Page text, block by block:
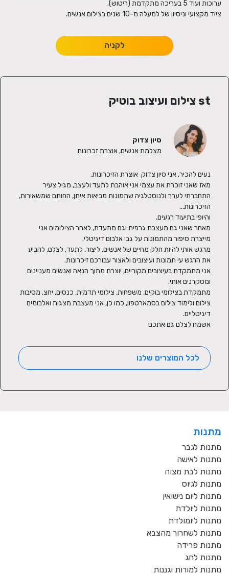
ציוד מקצועי וניסיון של למעלה מ-10 שנים בצילום אנשים.
לקניה
אשמח לצלם גם אתכם
לכל המוצרים שלנו
st צילום ועיצוב בוטיק
סיון צדוק
מצלמת אנשים, אוצרת זכרונות
מתנות
מתנות לגבר
מתנות לאישה
מתנות לבת מצוה
מתנות לגיוס
מתנות ליום נישואין
מתנות ליולדת
מתנות ליומולדת
מתנות לשחרור מהצבא
מתנות פרידה
מתנות לחג
מתנות למורות וגננות